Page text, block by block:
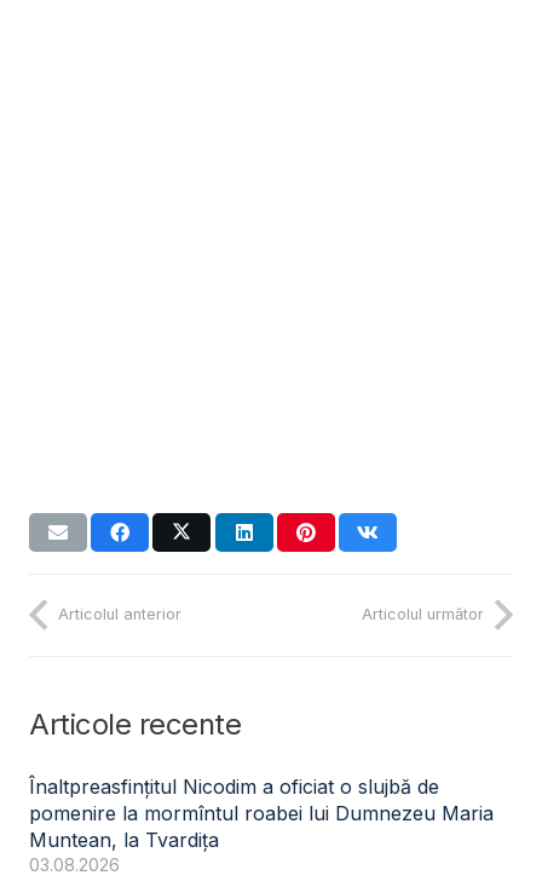
Articolul anterior Articolul următor
Articole recente
Înaltpreasfințitul Nicodim a oficiat o slujbă de
pomenire la mormîntul roabei lui Dumnezeu Maria
Muntean, la Tvardița
03.08.2026